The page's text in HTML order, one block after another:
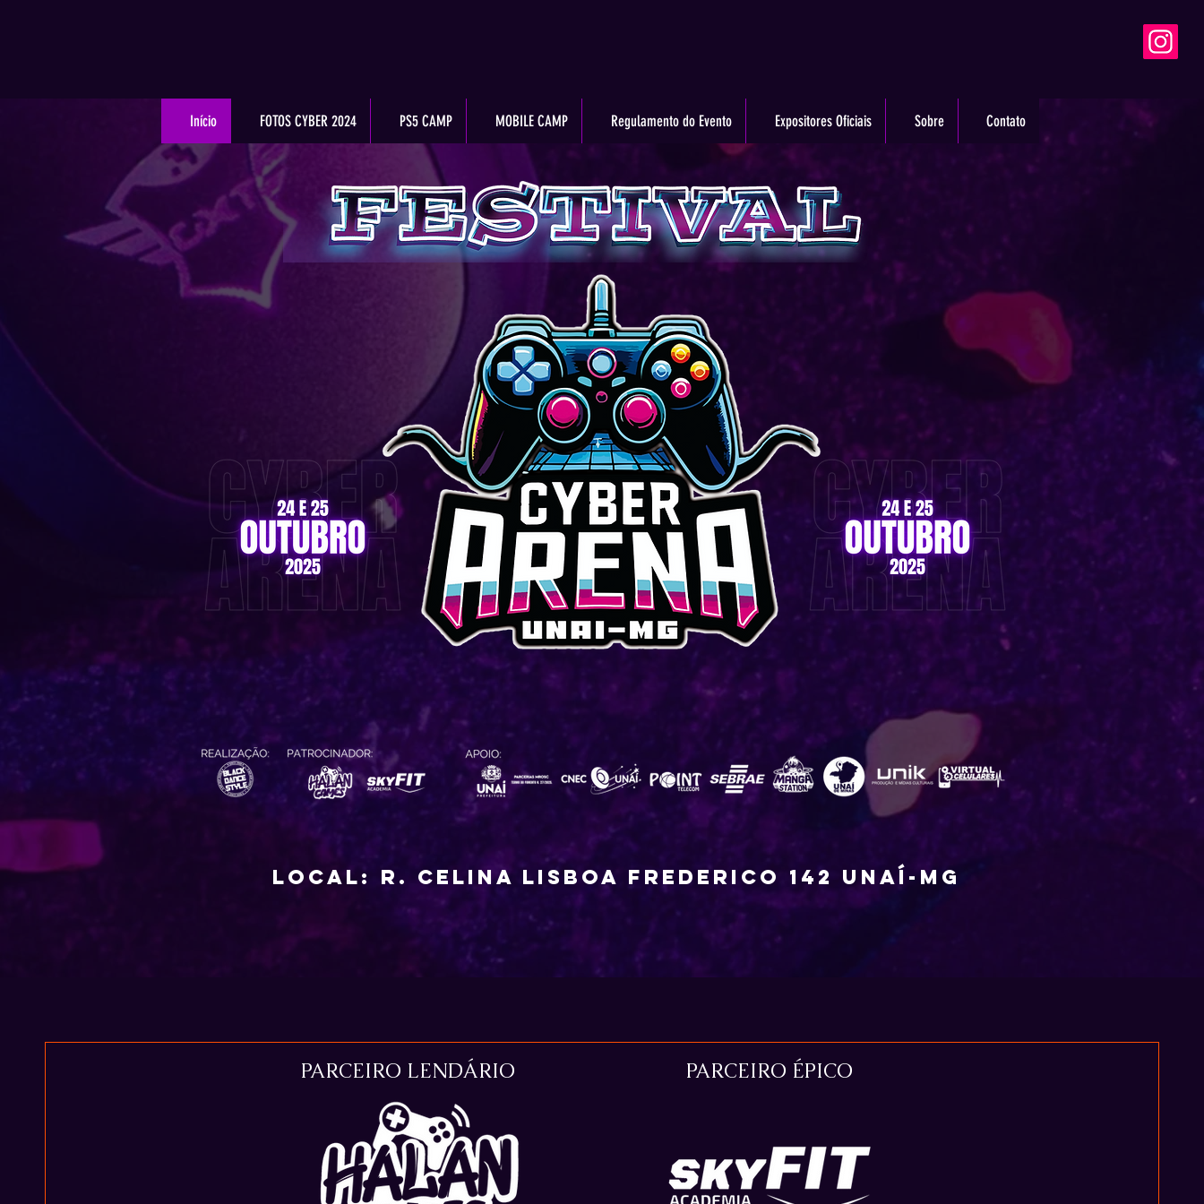
Início FOTOS CYBER 2024 PS5 CAMP MOBILE CAMP Regulamento do Evento Expositores Oficiais Sobre Contato
local: R. celina lisboa frederico 142 unaí-mg
PARCEIRO LENDÁRIO PARCEIRO ÉPICO